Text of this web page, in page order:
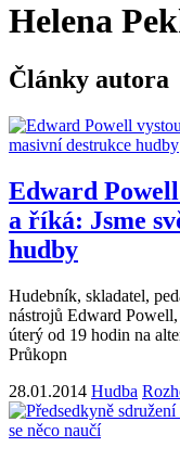
Helena
Články autora
Edward
a říká: Jsme
hudby
Hudebník, skladatel,
nástrojů Edward
úterý od 19 hodin na
Průkopn
28.01.2014 Hudba